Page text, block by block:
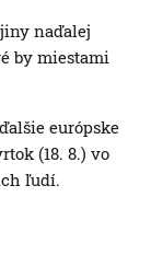
naďalej
by miestami
európske
(18. 8.) vo
ľudí.